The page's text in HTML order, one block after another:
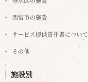
西宮市の施設
サービス提供責任者について
その他
施設別